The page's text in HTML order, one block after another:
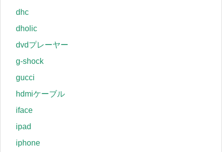
dhc
dholic
dvdプレーヤー
g-shock
gucci
hdmiケーブル
iface
ipad
iphone